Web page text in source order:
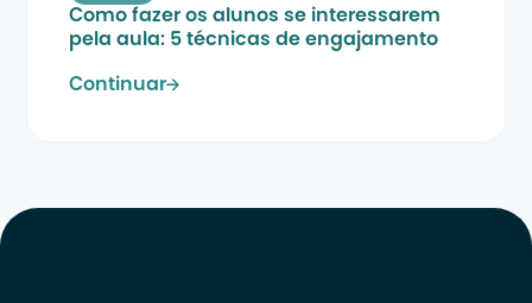
Como fazer os alunos se interessarem
pela aula: 5 técnicas de engajamento
Continuar